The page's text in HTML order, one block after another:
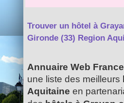
Trouver un hôtel à
Gironde (33) Region
Annuaire Web
une liste des meilleurs
Aquitaine en